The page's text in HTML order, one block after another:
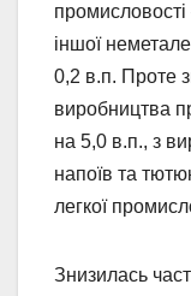
іншої
0,2 в.п. Проте
виробництва
на 5,0 в.п., з
напоїв та
легкої
Знизилась